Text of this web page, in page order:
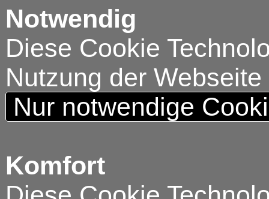
Notwendig
Diese Cookie
Nutzung der
Nur notwendige
Komfort